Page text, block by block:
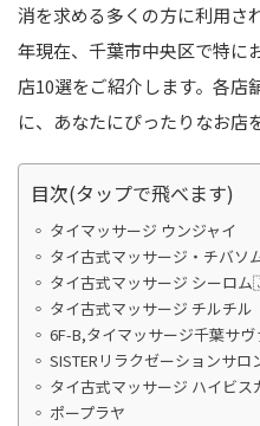
消を求める多くの方に利用さ
年現在、千葉市中央区で特に
店10選をご紹介します。各店
に、あなたにぴったりなお店
目次(タップで飛べます)
タイマッサージ ウンジャイ
タイ古式マッサージ・チバソ
タイ古式マッサージ シー
タイ古式マッサージ チルチル
6F-B,タイマッサージ千葉サ
SISTERリラクゼーションサロ
タイ古式マッサージ ハイビス
ポープラヤ